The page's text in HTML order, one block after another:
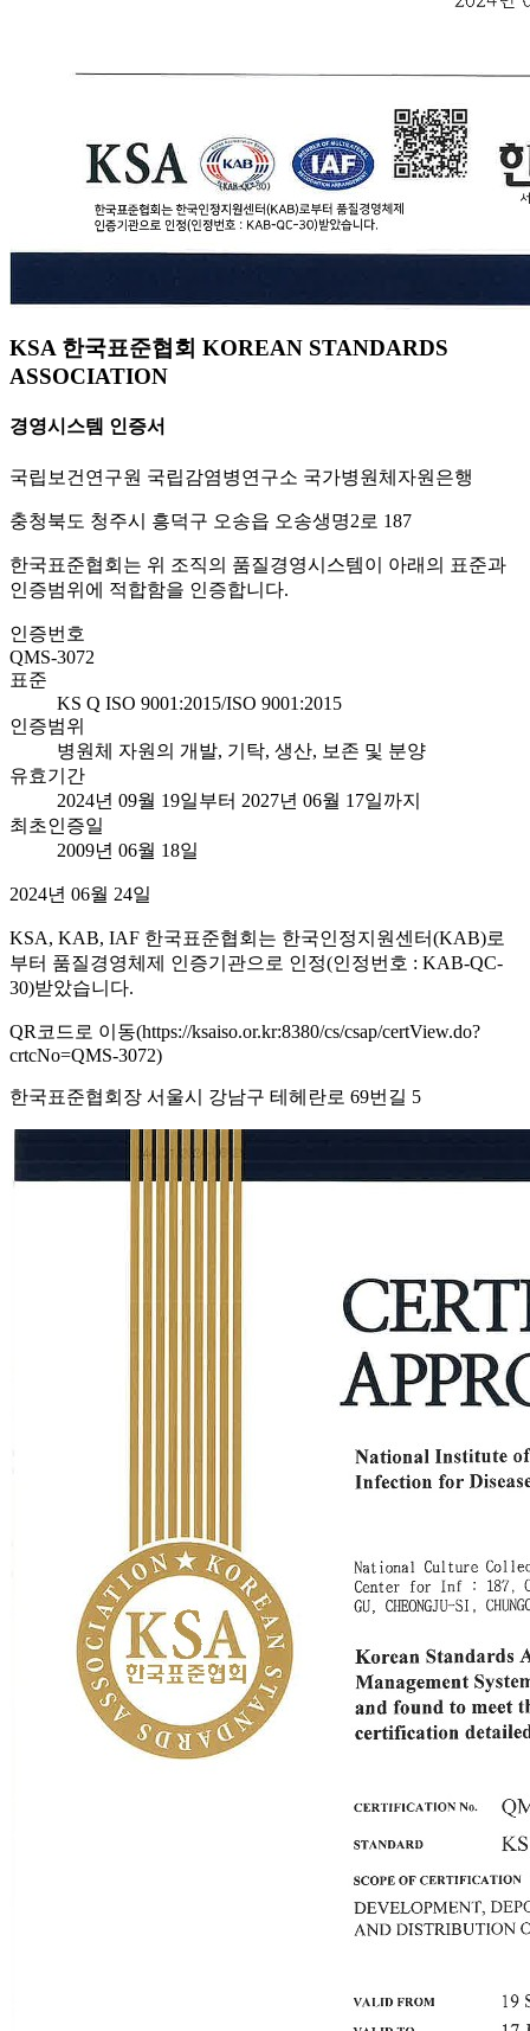
KSA 한국표준협회 KOREAN STANDARDS
ASSOCIATION
경영시스템 인증서
국립보건연구원 국립감염병연구소 국가병원체자원은행
충청북도 청주시 흥덕구 오송읍 오송생명2로 187
한국표준협회는 위 조직의 품질경영시스템이 아래의 표준과
인증범위에 적합함을 인증합니다.
인증번호
QMS-3072
표준
KS Q ISO 9001:2015/ISO 9001:2015
인증범위
병원체 자원의 개발, 기탁, 생산, 보존 및 분양
유효기간
2024년 09월 19일부터 2027년 06월 17일까지
최초인증일
2009년 06월 18일
2024년 06월 24일
KSA, KAB, IAF 한국표준협회는 한국인정지원센터(KAB)로
부터 품질경영체제 인증기관으로 인정(인정번호 : KAB-QC-
30)받았습니다.
QR코드로 이동(https://ksaiso.or.kr:8380/cs/csap/certView.do?
crtcNo=QMS-3072)
한국표준협회장 서울시 강남구 테헤란로 69번길 5